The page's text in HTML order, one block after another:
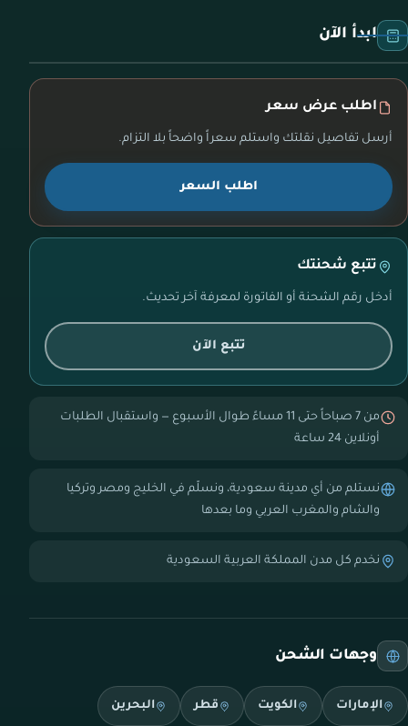
ابدأ الآن
اطلب عرض سعر
أرسل تفاصيل نقلتك واستلم سعراً واضحاً بلا التزام.
اطلب السعر
تتبع شحنتك
أدخل رقم الشحنة أو الفاتورة لمعرفة آخر تحديث.
تتبع الآن
من 7 صباحاً حتى 11 مساءً طوال الأسبوع — واستقبال الطلبات
أونلاين 24 ساعة
نستلم من أي مدينة سعودية، ونسلّم في الخليج ومصر وتركيا
والشام والمغرب العربي وما بعدها
نخدم كل مدن المملكة العربية السعودية
وجهات الشحن
الإمارات الكويت قطر البحرين